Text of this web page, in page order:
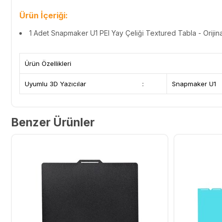
Ürün İçeriği:
1 Adet Snapmaker U1 PEI Yay Çeliği Textured Tabla -
Ürün Özellikleri
Uyumlu 3D Yazıcılar : Snapmaker U1
Benzer Ürünler